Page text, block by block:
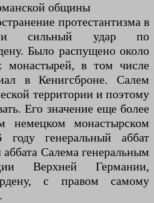
общины
протестантизма в
сильный удар по
Было распущено около
монастырей, в том числе
в Кенигсброне. Салем
территории и поэтому
Его значение еще более
немецком монастырском
генеральный аббат
Салема генеральным
Верхней Германии,
с правом самому